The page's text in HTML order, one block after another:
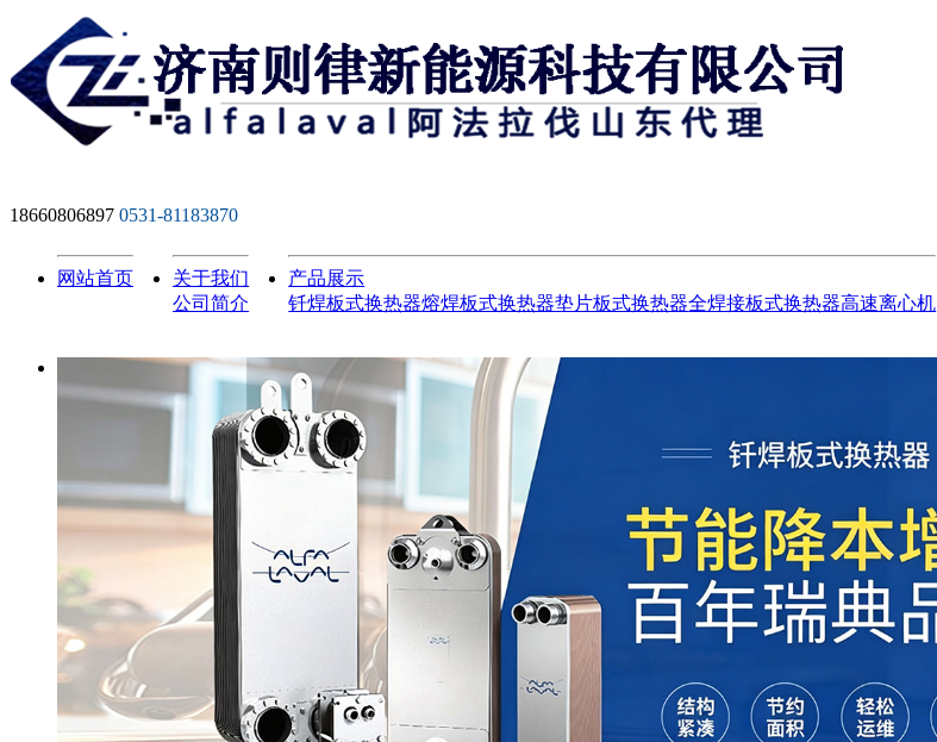
18660806897 0531-81183870
网站首页
关于我们
公司简介
产品展示
钎焊板式换热器熔焊板式换热器垫片板式换热器全焊接板式换热器高速离心机